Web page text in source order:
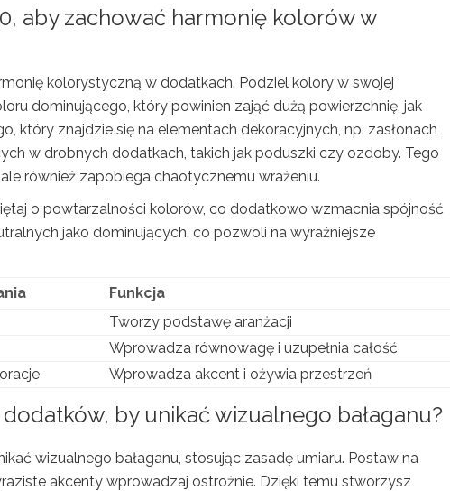
aby zachować harmonię kolorów w
kolorystyczną w dodatkach. Podziel kolory w swojej
dominującego, który powinien zająć dużą powierzchnię, jak
który znajdzie się na elementach dekoracyjnych, np. zasłonach
w drobnych dodatkach, takich jak poduszki czy ozdoby. Tego
również zapobiega chaotycznemu wrażeniu.
o powtarzalności kolorów, co dodatkowo wzmacnia spójność
jako dominujących, co pozwoli na wyraźniejsze
Funkcja
Tworzy podstawę aranżacji
Wprowadza równowagę i uzupełnia całość
Wprowadza akcent i ożywia przestrzeń
by unikać wizualnego bałaganu?
wizualnego bałaganu, stosując zasadę umiaru. Postaw na
akcenty wprowadzaj ostrożnie. Dzięki temu stworzysz